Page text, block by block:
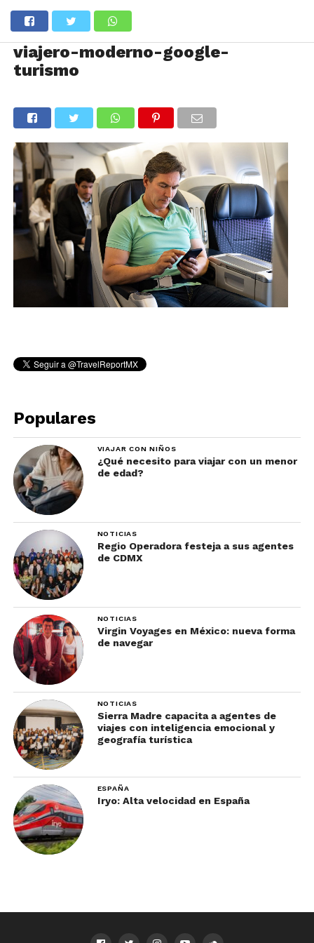
viajero-moderno-google-
turismo
Populares
VIAJAR CON NIÑOS
¿Qué necesito para viajar con un menor
de edad?
NOTICIAS
Regio Operadora festeja a sus agentes
de CDMX
NOTICIAS
Virgin Voyages en México: nueva forma
de navegar
NOTICIAS
Sierra Madre capacita a agentes de
viajes con inteligencia emocional y
geografía turística
ESPAÑA
Iryo: Alta velocidad en España